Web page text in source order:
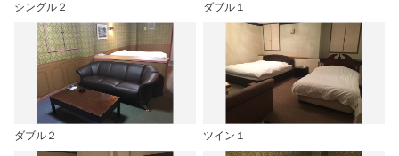
シングル２ ダブル１
ダブル２ ツイン１